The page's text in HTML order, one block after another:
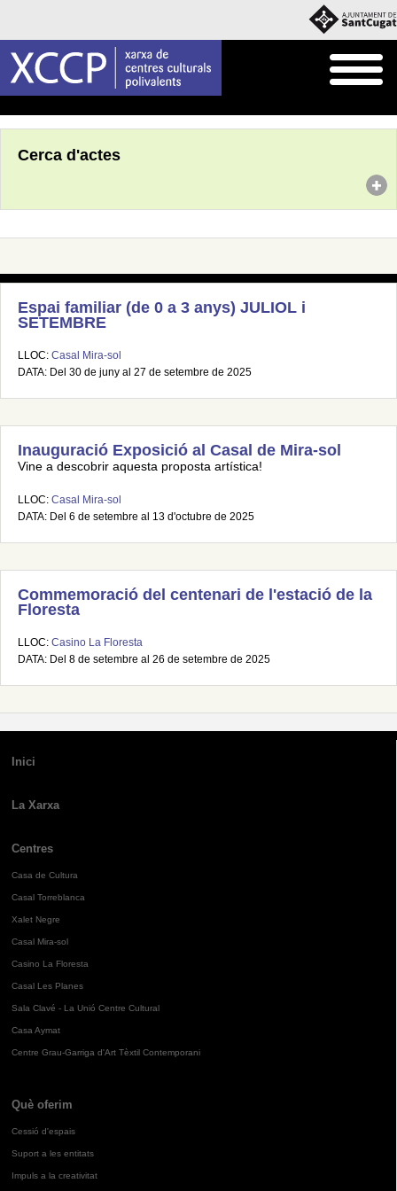
Cerca d'actes
Espai familiar (de 0 a 3 anys) JULIOL i
SETEMBRE
LLOC: Casal Mira-sol
DATA: Del 30 de juny al 27 de setembre de 2025
Inauguració Exposició al Casal de Mira-sol
Vine a descobrir aquesta proposta artística!
LLOC: Casal Mira-sol
DATA: Del 6 de setembre al 13 d'octubre de 2025
Commemoració del centenari de l'estació de la
Floresta
LLOC: Casino La Floresta
DATA: Del 8 de setembre al 26 de setembre de 2025
Inici
La Xarxa
Centres
Casa de Cultura
Casal Torreblanca
Xalet Negre
Casal Mira-sol
Casino La Floresta
Casal Les Planes
Sala Clavé - La Unió Centre Cultural
Casa Aymat
Centre Grau-Garriga d'Art Tèxtil Contemporani
Què oferim
Cessió d'espais
Suport a les entitats
Impuls a la creativitat